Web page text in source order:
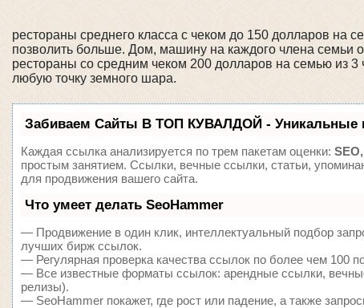
рестораны среднего класса с чеком до 150 долларов
позволить больше. Дом, машину на каждого члена семьи
рестораны со средним чеком 200 долларов на семью из 3
любую точку земного шара.
Забиваем Сайты В ТОП КУВАЛДОЙ - Уникальные
Каждая ссылка анализируется по трем пакетам оценки:
простым занятием. Ссылки, вечные ссылки, статьи,
для продвижения вашего сайта.
Что умеет делать SeoHammer
— Продвижение в один клик, интеллектуальный подбор
лучших бирж ссылок.
— Регулярная проверка качества ссылок по более чем 100
— Все известные форматы ссылок: арендные ссылки,
релизы).
— SeoHammer покажет, где рост или падение, а также